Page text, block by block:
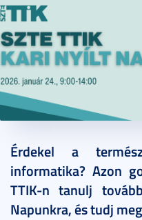
Érdekel a
informatika? Azon
TTIK-n tanulj
Napunkra, és tudj